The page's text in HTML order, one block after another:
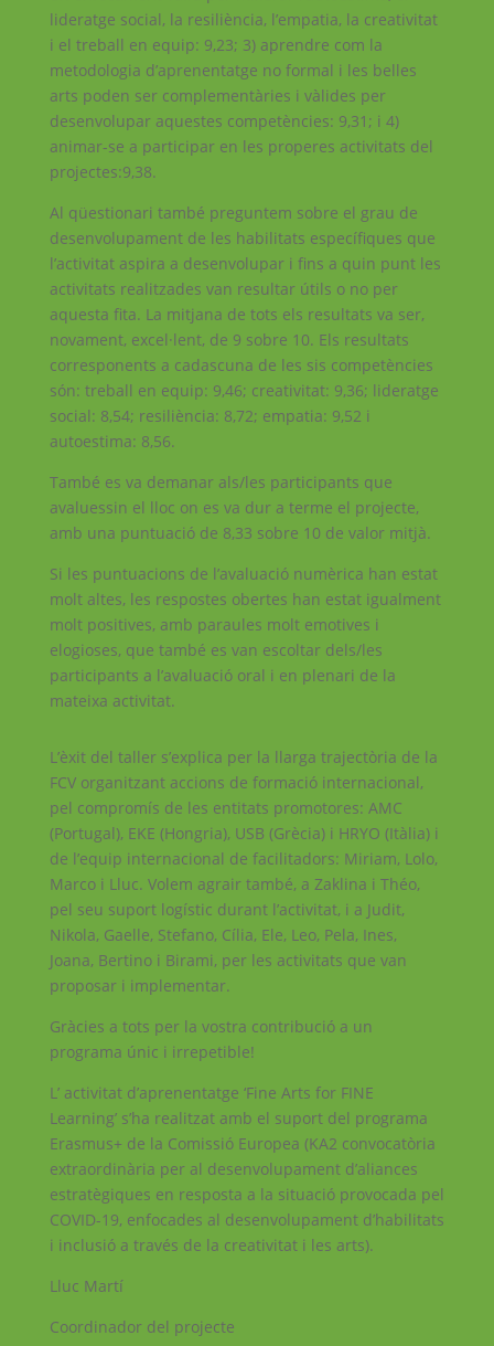
lideratge social, la resiliència, l’empatia, la creativitat
i el treball en equip: 9,23; 3) aprendre com la
metodologia d’aprenentatge no formal i les belles
arts poden ser complementàries i vàlides per
desenvolupar aquestes competències: 9,31; i 4)
animar-se a participar en les properes activitats del
projectes:9,38.
Al qüestionari també preguntem sobre el grau de
desenvolupament de les habilitats específiques que
l’activitat aspira a desenvolupar i fins a quin punt les
activitats realitzades van resultar útils o no per
aquesta fita. La mitjana de tots els resultats va ser,
novament, excel·lent, de 9 sobre 10. Els resultats
corresponents a cadascuna de les sis competències
són: treball en equip: 9,46; creativitat: 9,36; lideratge
social: 8,54; resiliència: 8,72; empatia: 9,52 i
autoestima: 8,56.
També es va demanar als/les participants que
avaluessin el lloc on es va dur a terme el projecte,
amb una puntuació de 8,33 sobre 10 de valor mitjà.
Si les puntuacions de l’avaluació numèrica han estat
molt altes, les respostes obertes han estat igualment
molt positives, amb paraules molt emotives i
elogioses, que també es van escoltar dels/les
participants a l’avaluació oral i en plenari de la
mateixa activitat.
L’èxit del taller s’explica per la llarga trajectòria de la
FCV organitzant accions de formació internacional,
pel compromís de les entitats promotores: AMC
(Portugal), EKE (Hongria), USB (Grècia) i HRYO (Itàlia) i
de l’equip internacional de facilitadors: Miriam, Lolo,
Marco i Lluc. Volem agrair també, a Zaklina i Théo,
pel seu suport logístic durant l’activitat, i a Judit,
Nikola, Gaelle, Stefano, Cília, Ele, Leo, Pela, Ines,
Joana, Bertino i Birami, per les activitats que van
proposar i implementar.
Gràcies a tots per la vostra contribució a un
programa únic i irrepetible!
L’ activitat d’aprenentatge ‘Fine Arts for FINE
Learning’ s’ha realitzat amb el suport del programa
Erasmus+ de la Comissió Europea (KA2 convocatòria
extraordinària per al desenvolupament d’aliances
estratègiques en resposta a la situació provocada pel
COVID-19, enfocades al desenvolupament d’habilitats
i inclusió a través de la creativitat i les arts).
Lluc Martí
Coordinador del projecte